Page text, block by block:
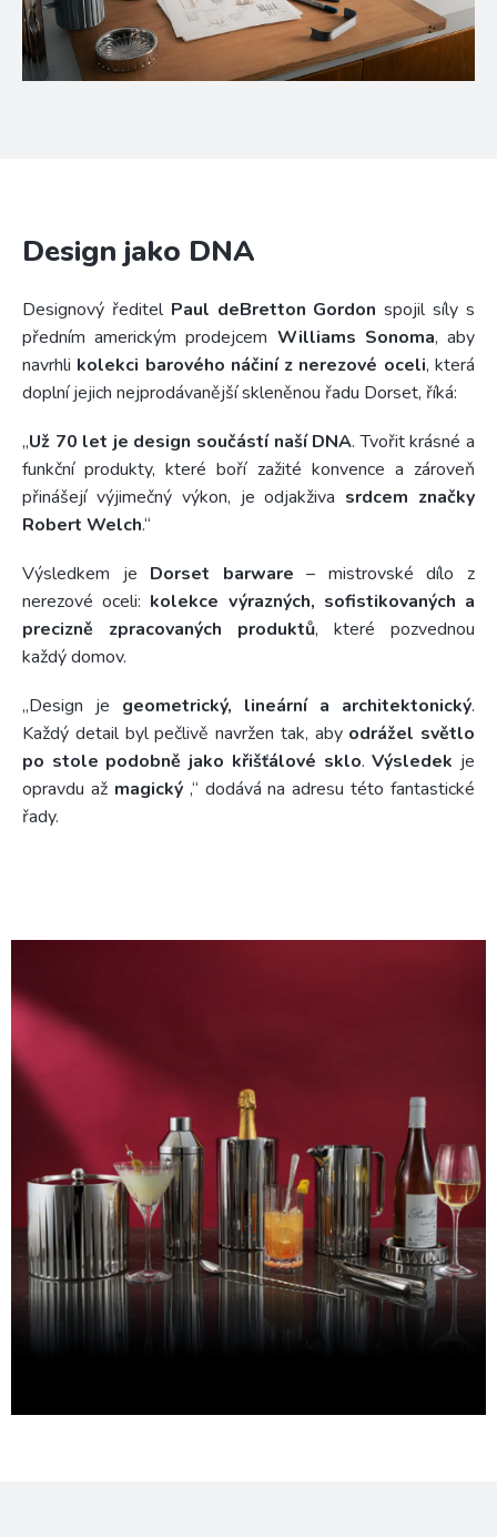
Design jako DNA
Designový ředitel Paul deBretton Gordon spojil síly s
předním americkým prodejcem Williams Sonoma, aby
navrhli kolekci barového náčiní z nerezové oceli, která
doplní jejich nejprodávanější skleněnou řadu Dorset, říká:
,,Už 70 let je design součástí naší DNA. Tvořit krásné a
funkční produkty, které boří zažité konvence a zároveň
přinášejí výjimečný výkon, je odjakživa srdcem značky
Robert Welch.“
Výsledkem je Dorset barware – mistrovské dílo z
nerezové oceli: kolekce výrazných, sofistikovaných a
precizně zpracovaných produktů, které pozvednou
každý domov.
„Design je geometrický, lineární a architektonický.
Každý detail byl pečlivě navržen tak, aby odrážel světlo
po stole podobně jako křišťálové sklo.Výsledek je
opravdu až magický,“ dodává na adresu této fantastické
řady.